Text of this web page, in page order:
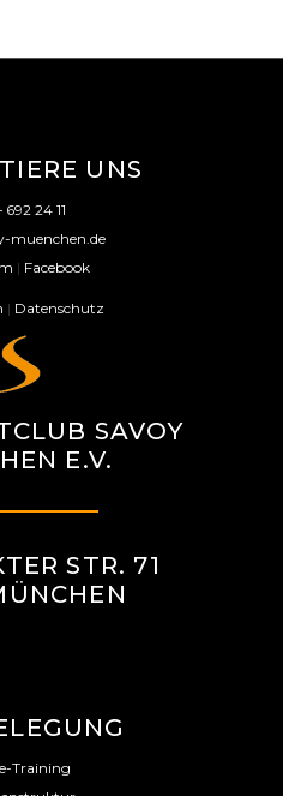
UNS
24 11
muenchen.de
| Facebook
| Datenschutz
SAVOY
E.V.
STR. 71
Training